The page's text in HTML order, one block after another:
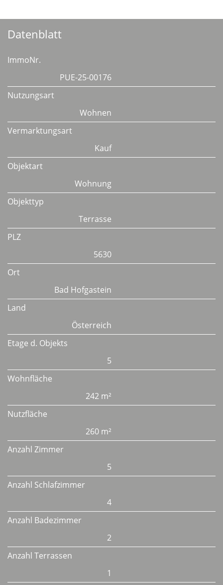
Datenblatt
ImmoNr.
PUE-25-00176
Nutzungsart
Wohnen
Vermarktungsart
Kauf
Objektart
Wohnung
Objekttyp
Terrasse
PLZ
5630
Ort
Bad Hofgastein
Land
Österreich
Etage d. Objekts
5
Wohnfläche
242 m²
Nutzfläche
260 m²
Anzahl Zimmer
5
Anzahl Schlafzimmer
4
Anzahl Badezimmer
2
Anzahl Terrassen
1